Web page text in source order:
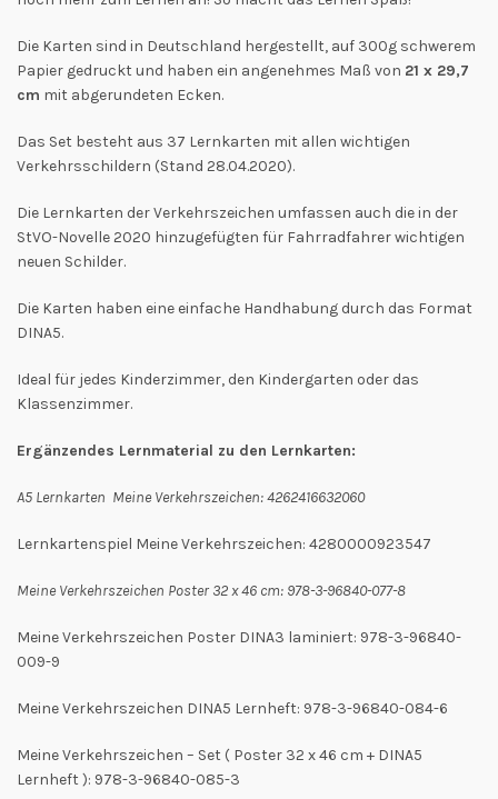
Die Karten sind in Deutschland hergestellt, auf 300g schwerem
Papier gedruckt und haben ein angenehmes Maß von 21 x 29,7
cm mit abgerundeten Ecken.
Das Set besteht aus 37 Lernkarten mit allen wichtigen
Verkehrsschildern (Stand 28.04.2020).
Die Lernkarten der Verkehrszeichen umfassen auch die in der
StVO-Novelle 2020 hinzugefügten für Fahrradfahrer wichtigen
neuen Schilder.
Die Karten haben eine einfache Handhabung durch das Format
DINA5.
Ideal für jedes Kinderzimmer, den Kindergarten oder das
Klassenzimmer.
Ergänzendes Lernmaterial zu den Lernkarten:
A5 Lernkarten Meine Verkehrszeichen: 4262416632060
Lernkartenspiel Meine Verkehrszeichen: 4280000923547
Meine Verkehrszeichen Poster 32 x 46 cm: 978-3-96840-077-8
Meine Verkehrszeichen Poster DINA3 laminiert: 978-3-96840-
009-9
Meine Verkehrszeichen DINA5 Lernheft: 978-3-96840-084-6
Meine Verkehrszeichen – Set ( Poster 32 x 46 cm + DINA5
Lernheft ): 978-3-96840-085-3